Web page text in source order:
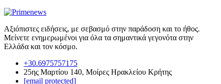
Αξιόπιστες ειδήσεις, με σεβασμό στην παράδοση και το ήθος.
Μείνετε ενημερωμένοι για όλα τα σημαντικά γεγονότα στην
Ελλάδα και τον κόσμο.
+30.6975757175
25ης Μαρτίου 140, Μοίρες Ηρακλείου Κρήτης
[email protected]